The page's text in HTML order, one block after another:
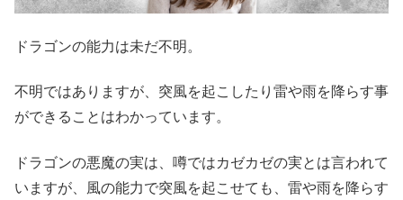
ドラゴンの能力は未だ不明。
不明ではありますが、突風を起こしたり雷や雨を降らす事
ができることはわかっています。
ドラゴンの悪魔の実は、噂ではカゼカゼの実とは言われて
いますが、風の能力で突風を起こせても、雷や雨を降らす